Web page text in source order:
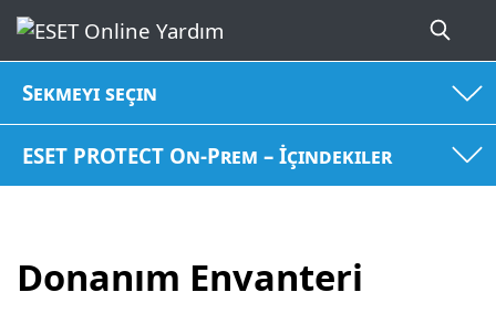
Sekmeyi seçin
ESET PROTECT On-Prem – İçindekiler
Donanım Envanteri